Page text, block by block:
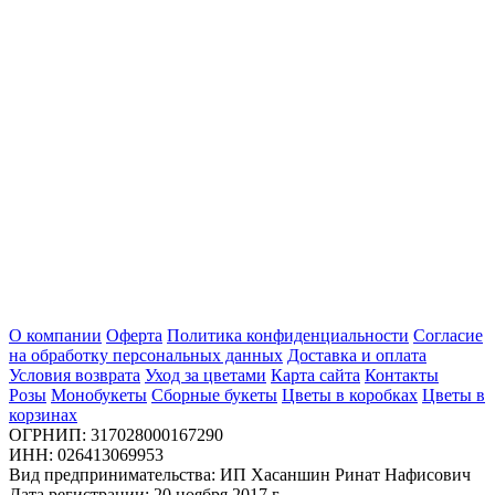
О компании Оферта Политика конфиденциальности Согласие
на обработку персональных данных Доставка и оплата
Условия возврата Уход за цветами Карта сайта Контакты
Розы Монобукеты Сборные букеты Цветы в коробках Цветы в
корзинах
ОГРНИП: 317028000167290
ИНН: 026413069953
Вид предпринимательства: ИП Хасаншин Ринат Нафисович